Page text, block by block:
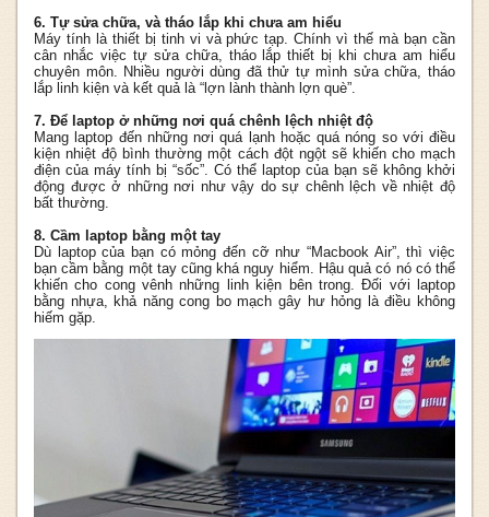
6. Tự sửa chữa, và tháo lắp khi chưa am hiểu
Máy tính là thiết bị tinh vi và phức tạp. Chính vì thế mà bạn cần
cân nhắc việc tự sửa chữa, tháo lắp thiết bị khi chưa am hiểu
chuyên môn. Nhiều người dùng đã thử tự mình sửa chữa, tháo
lắp linh kiện và kết quả là “lợn lành thành lợn què”.
7. Để laptop ở những nơi quá chênh lệch nhiệt độ
Mang laptop đến những nơi quá lạnh hoặc quá nóng so với điều
kiện nhiệt độ bình thường một cách đột ngột sẽ khiến cho mạch
điện của máy tính bị “sốc”. Có thể laptop của bạn sẽ không khởi
động được ở những nơi như vậy do sự chênh lệch về nhiệt độ
bất thường.
8. Cầm laptop bằng một tay
Dù laptop của bạn có mỏng đến cỡ như “Macbook Air”, thì việc
bạn cầm bằng một tay cũng khá nguy hiểm. Hậu quả có nó có thể
khiến cho cong vênh những linh kiện bên trong. Đối với laptop
bằng nhựa, khả năng cong bo mạch gây hư hỏng là điều không
hiếm gặp.